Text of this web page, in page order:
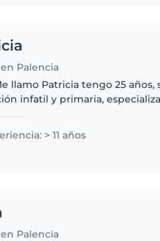
Palencia
llamo Patricia tengo 25 años,
infatil y primaria,
dudes..
> 11 años
Palencia